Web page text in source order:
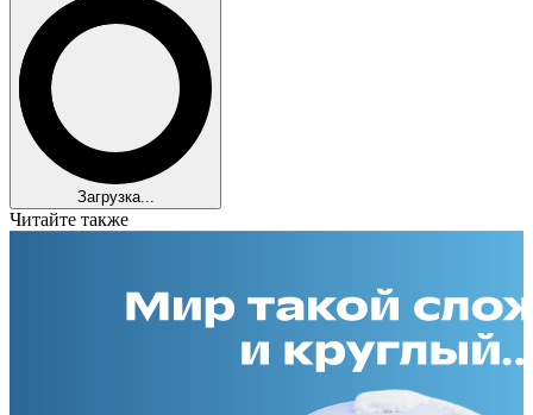
Загрузка...
Читайте также